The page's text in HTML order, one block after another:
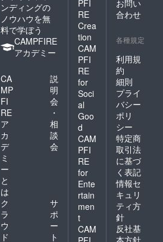
ンディングの
ノウハウを無
料で学ぼう
CAMPFIRE
アカデミー
CA
MP
FI
RE
ア
カ
デ
ミ
ー
と
は
説
明
会
・
相
談
会
ク
ラ
ウ
ド
サ
ポ
ー
ト
PFI
RE
Crea
tion
CAM
PFI
RE
for
Soci
al
Goo
d
CAM
PFI
RE
for
Ente
rtain
men
t
CAM
お問い
合わせ
各種規定
利用規
約
細則
プライ
バシー
ポリ
シー
特定商
取引法
に基づ
く表記
情報セ
キュリ
ティ方
針
反社基
本方針